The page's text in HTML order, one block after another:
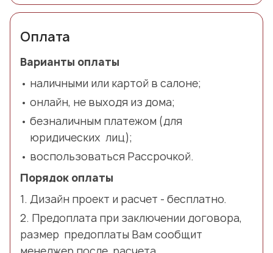
Оплата
Варианты оплаты
наличными или картой в салоне;
онлайн, не выходя из дома;
безналичным платежом (для
юридических лиц);
воспользоваться Рассрочкой.
Порядок оплаты
Дизайн проект и расчет - бесплатно.
Предоплата при заключении договора,
размер предоплаты Вам сообщит